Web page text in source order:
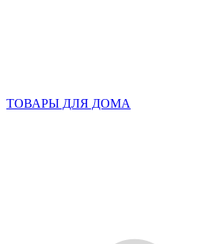
ТОВАРЫ ДЛЯ ДОМА